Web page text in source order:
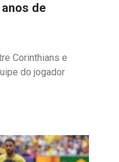
de
Corinthians e
do jogador